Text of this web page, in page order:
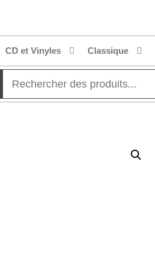
CD et Vinyles Classique